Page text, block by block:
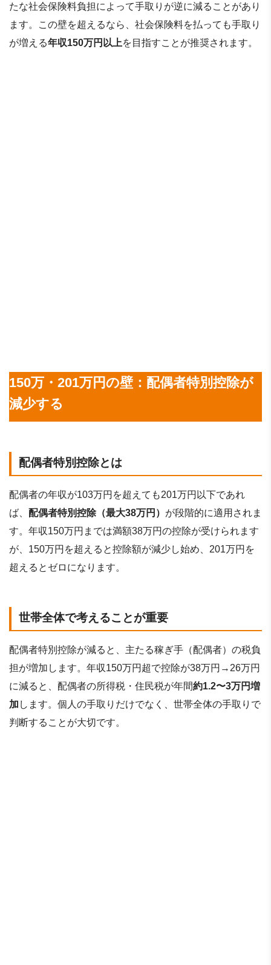
たな社会保険料負担によって手取りが逆に減ることがあり
ます。この壁を超えるなら、社会保険料を払っても手取り
が増える年収150万円以上を目指すことが推奨されます。
150万・201万円の壁：配偶者特別控除が
減少する
配偶者特別控除とは
配偶者の年収が103万円を超えても201万円以下であれ
ば、 配偶者特別控除（最大38万円） が段階的に適用されま
す。年収150万円までは満額38万円の控除が受けられます
が、150万円を超えると控除額が減少し始め、201万円を
超えるとゼロになります。
世帯全体で考えることが重要
配偶者特別控除が減ると、主たる稼ぎ手（配偶者）の税負
担が増加します。年収150万円超で控除が38万円→26万円
に減ると、配偶者の所得税・住民税が年間約1.2〜3万円増
加 します。個人の手取りだけでなく、世帯全体の手取りで
判断することが大切です。